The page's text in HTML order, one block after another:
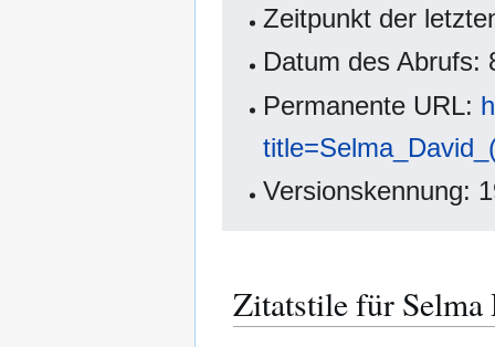
Zeitpunkt der
Datum des Abrufs:
Permanente URL:
Versionskennung:
Zitatstile für Selma